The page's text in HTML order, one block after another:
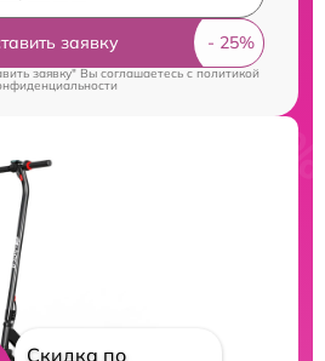
заявку
заявку" Вы соглашаетесь cполитикой
Скидка по